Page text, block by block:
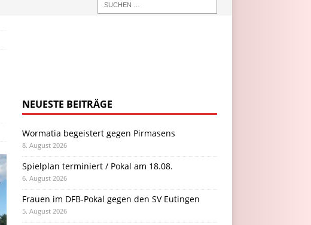
NEUESTE BEITRÄGE
Wormatia begeistert gegen Pirmasens
8. August 2026
Spielplan terminiert / Pokal am 18.08.
6. August 2026
Frauen im DFB-Pokal gegen den SV Eutingen
5. August 2026